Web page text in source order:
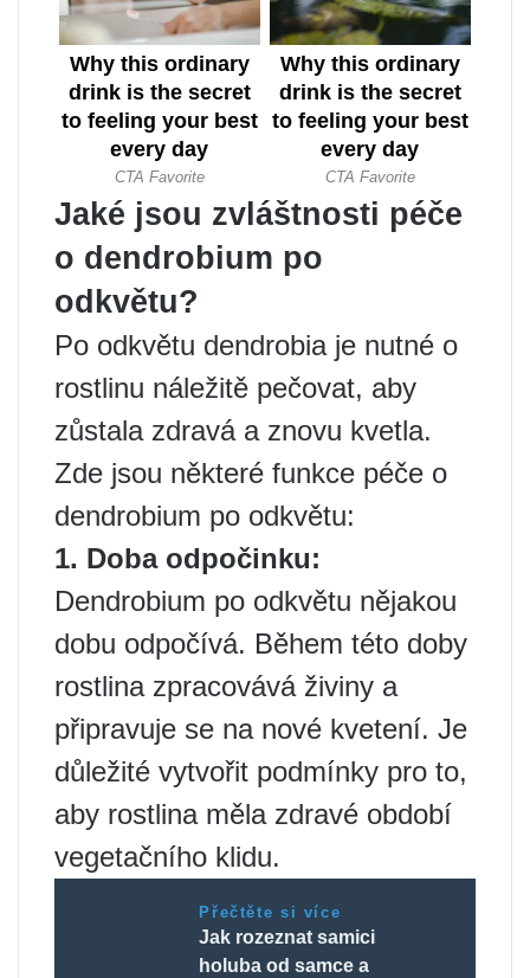
Jaké jsou zvláštnosti péče
o dendrobium po
odkvětu?
Po odkvětu dendrobia je nutné o
rostlinu náležitě pečovat, aby
zůstala zdravá a znovu kvetla.
Zde jsou některé funkce péče o
dendrobium po odkvětu:
1. Doba odpočinku:
Dendrobium po odkvětu nějakou
dobu odpočívá. Během této doby
rostlina zpracovává živiny a
připravuje se na nové kvetení. Je
důležité vytvořit podmínky pro to,
aby rostlina měla zdravé období
vegetačního klidu.
Přečtěte si více
Jak rozeznat samici
holuba od samce a